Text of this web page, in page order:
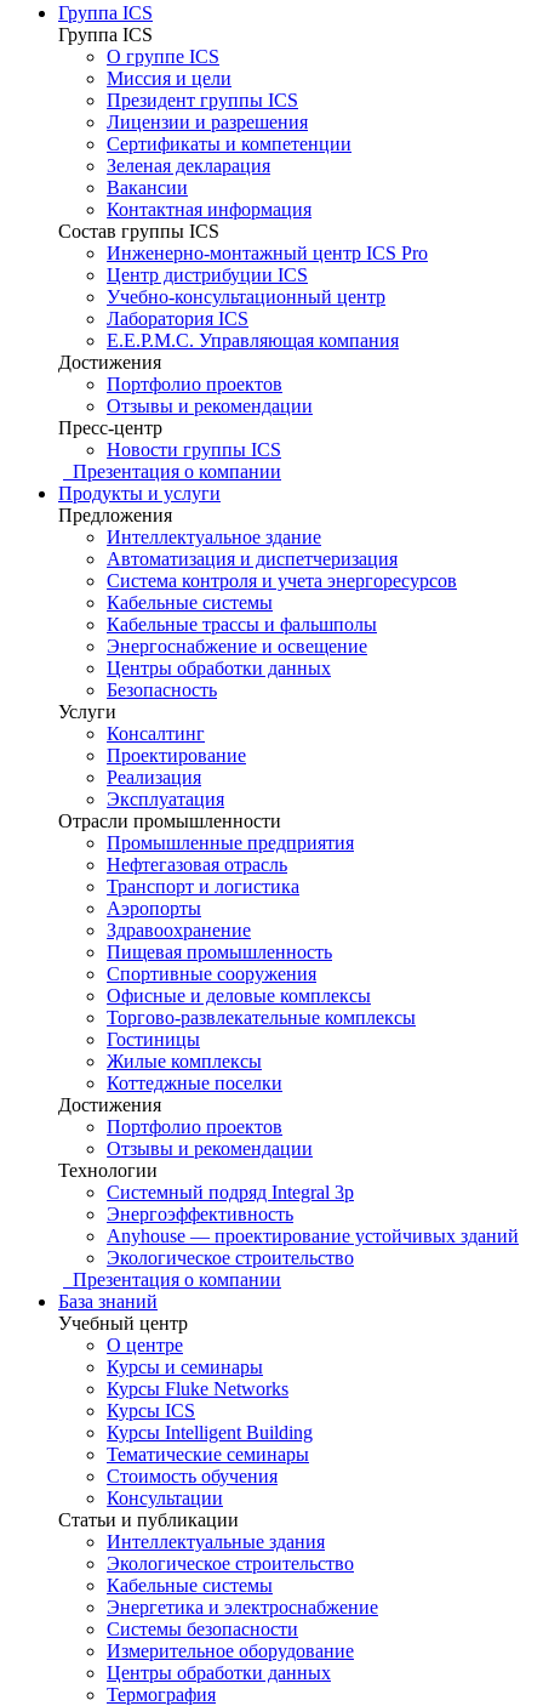
Группа ICS
Группа ICS
О группе ICS
Миссия и цели
Президент группы ICS
Лицензии и разрешения
Сертификаты и компетенции
Зеленая декларация
Вакансии
Контактная информация
Состав группы ICS
Инженерно-монтажный центр ICS Pro
Центр дистрибуции ICS
Учебно-консультационный центр
Лаборатория ICS
E.E.P.M.C. Управляющая компания
Достижения
Портфолио проектов
Отзывы и рекомендации
Пресс-центр
Новости группы ICS
Презентация о компании
Продукты и услуги
Предложения
Интеллектуальное здание
Автоматизация и диспетчеризация
Система контроля и учета энергоресурсов
Кабельные системы
Кабельные трассы и фальшполы
Энергоснабжение и освещение
Центры обработки данных
Безопасность
Услуги
Консалтинг
Проектирование
Реализация
Эксплуатация
Отрасли промышленности
Промышленные предприятия
Нефтегазовая отрасль
Транспорт и логистика
Аэропорты
Здравоохранение
Пищевая промышленность
Спортивные сооружения
Офисные и деловые комплексы
Торгово-развлекательные комплексы
Гостиницы
Жилые комплексы
Коттеджные поселки
Достижения
Портфолио проектов
Отзывы и рекомендации
Технологии
Системный подряд Integral 3p
Энергоэффективность
Anyhouse — проектирование устойчивых зданий
Экологическое строительство
Презентация о компании
База знаний
Учебный центр
О центре
Курсы и семинары
Курсы Fluke Networks
Курсы ICS
Курсы Intelligent Building
Тематические семинары
Стоимость обучения
Консультации
Статьи и публикации
Интеллектуальные здания
Экологическое строительство
Кабельные системы
Энергетика и электроснабжение
Системы безопасности
Измерительное оборудование
Центры обработки данных
Термография